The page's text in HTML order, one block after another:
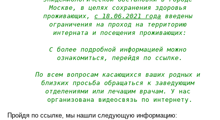
Москве, в целях сохранения здоровья
проживающих, с 18.06.2021 года введены
ограничения на проход на территорию
интерната и посещения проживающих:
С более подробной информацией можно
ознакомиться, перейдя по ссылке.
По всем вопросам касающихся ваших родных и
близких просьба обращаться к заведующим
отделениями или лечащим врачам. У нас
организована видеосвязь по интернету.
Пройдя по ссылке, мы нашли следующую информацию: